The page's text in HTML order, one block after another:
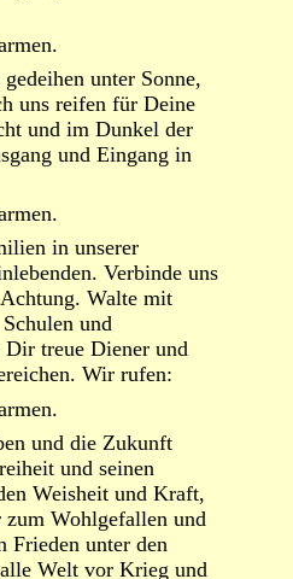
unter Sonne,
uns reifen für Deine
und im Dunkel der
und Eingang in
in unserer
Verbinde uns
Walte mit
und
Dir treue Diener und
Wir rufen:
und die Zukunft
und seinen
Weisheit und Kraft,
Wohlgefallen und
Frieden unter den
Welt vor Krieg und